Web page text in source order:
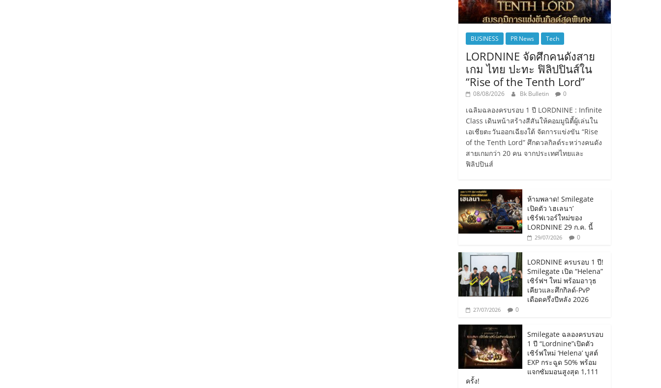
BUSINESS PR News Tech
LORDNINE จัดศึกคนดังสาย
เกม ไทย ปะทะ ฟิลิปปินส์ใน
“Rise of the Tenth Lord”
08/08/2026 Bk Bulletin 0
เฉลิมฉลองครบรอบ 1 ปี LORDNINE : Infinite
Class เดินหน้าสร้างสีสันให้คอมมูนิตี้ผู้เล่นใน
เอเชียตะวันออกเฉียงใต้ จัดการแข่งขัน “Rise
of the Tenth Lord” ศึกดวลกิลด์ระหว่างคนดัง
สายเกมกว่า 20 คน จากประเทศไทยและ
ฟิลิปปินส์
ห้ามพลาด! Smilegate
เปิดตัว ‘เฮเลนา’
เซิร์ฟเวอร์ใหม่ของ
LORDNINE 29 ก.ค. นี้
29/07/2026 0
LORDNINE ครบรอบ 1 ปี!
Smilegate เปิด “Helena”
เซิร์ฟฯ ใหม่ พร้อมอาวุธ
เคียวและศึกกิลด์-PvP
เดือดครึ่งปีหลัง 2026
27/07/2026 0
Smilegate ฉลองครบรอบ
1 ปี “Lordnine”เปิดตัว
เซิร์ฟใหม่ ‘Helena’ บูสต์
EXP กระฉูด 50% พร้อม
แจกซัมมอนสูงสุด 1,111
ครั้ง!